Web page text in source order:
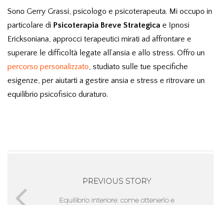
Sono Gerry Grassi, psicologo e psicoterapeuta. Mi occupo in
particolare di Psicoterapia Breve Strategica e Ipnosi
Ericksoniana, approcci terapeutici mirati ad affrontare e
superare le difficoltà legate all’ansia e allo stress. Offro un
percorso personalizzato, studiato sulle tue specifiche
esigenze, per aiutarti a gestire ansia e stress e ritrovare un
equilibrio psicofisico duraturo.
PREVIOUS STORY
Equilibrio interiore: come ottenerlo e